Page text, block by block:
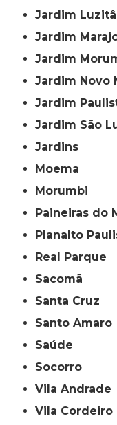
Jardim
Jardim
Jardim
Jardim Novo
Jardim
Jardim São
Jardins
Moema
Morumbi
Paineiras do
Planalto
Real Parque
Sacomã
Santa Cruz
Santo Amaro
Saúde
Socorro
Vila Andrade
Vila Cordeiro